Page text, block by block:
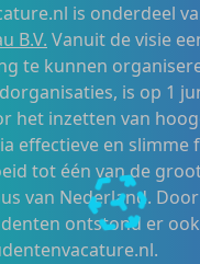
is onderdeel
B.V. Vanuit de visie
te kunnen
is op 1
het inzetten van
effectieve en slimme
tot één van de
van Nederland.
ontstond er